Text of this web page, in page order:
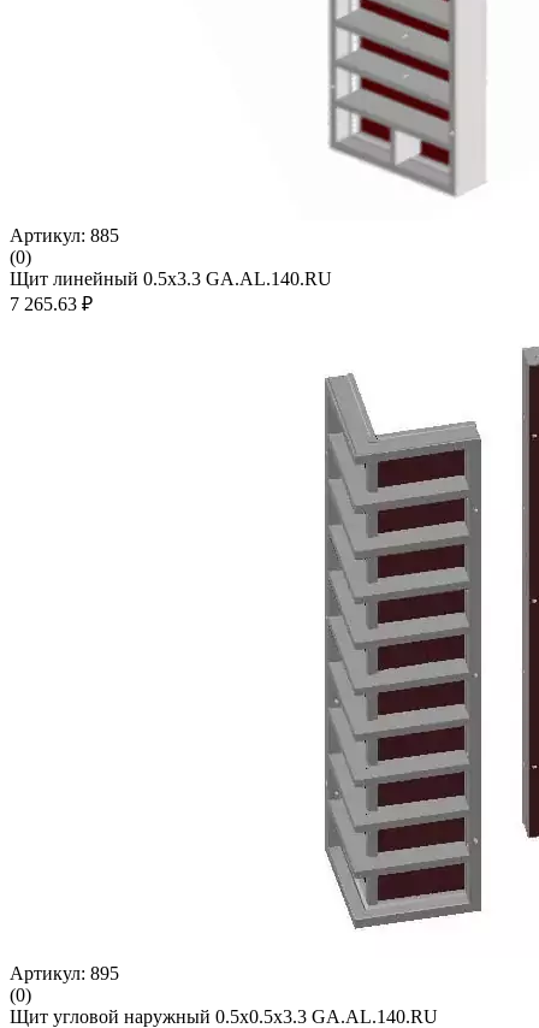
Артикул: 885
(0)
Щит линейный 0.5х3.3 GA.AL.140.RU
7 265.63 ₽
Артикул: 895
(0)
Щит угловой наружный 0.5х0.5х3.3 GA.AL.140.RU